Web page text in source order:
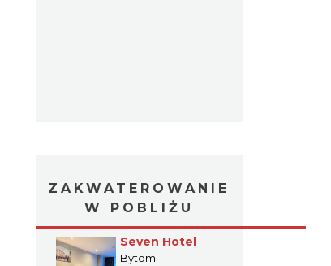
ZAKWATEROWANIE
W POBLIŻU
Seven Hotel
Bytom